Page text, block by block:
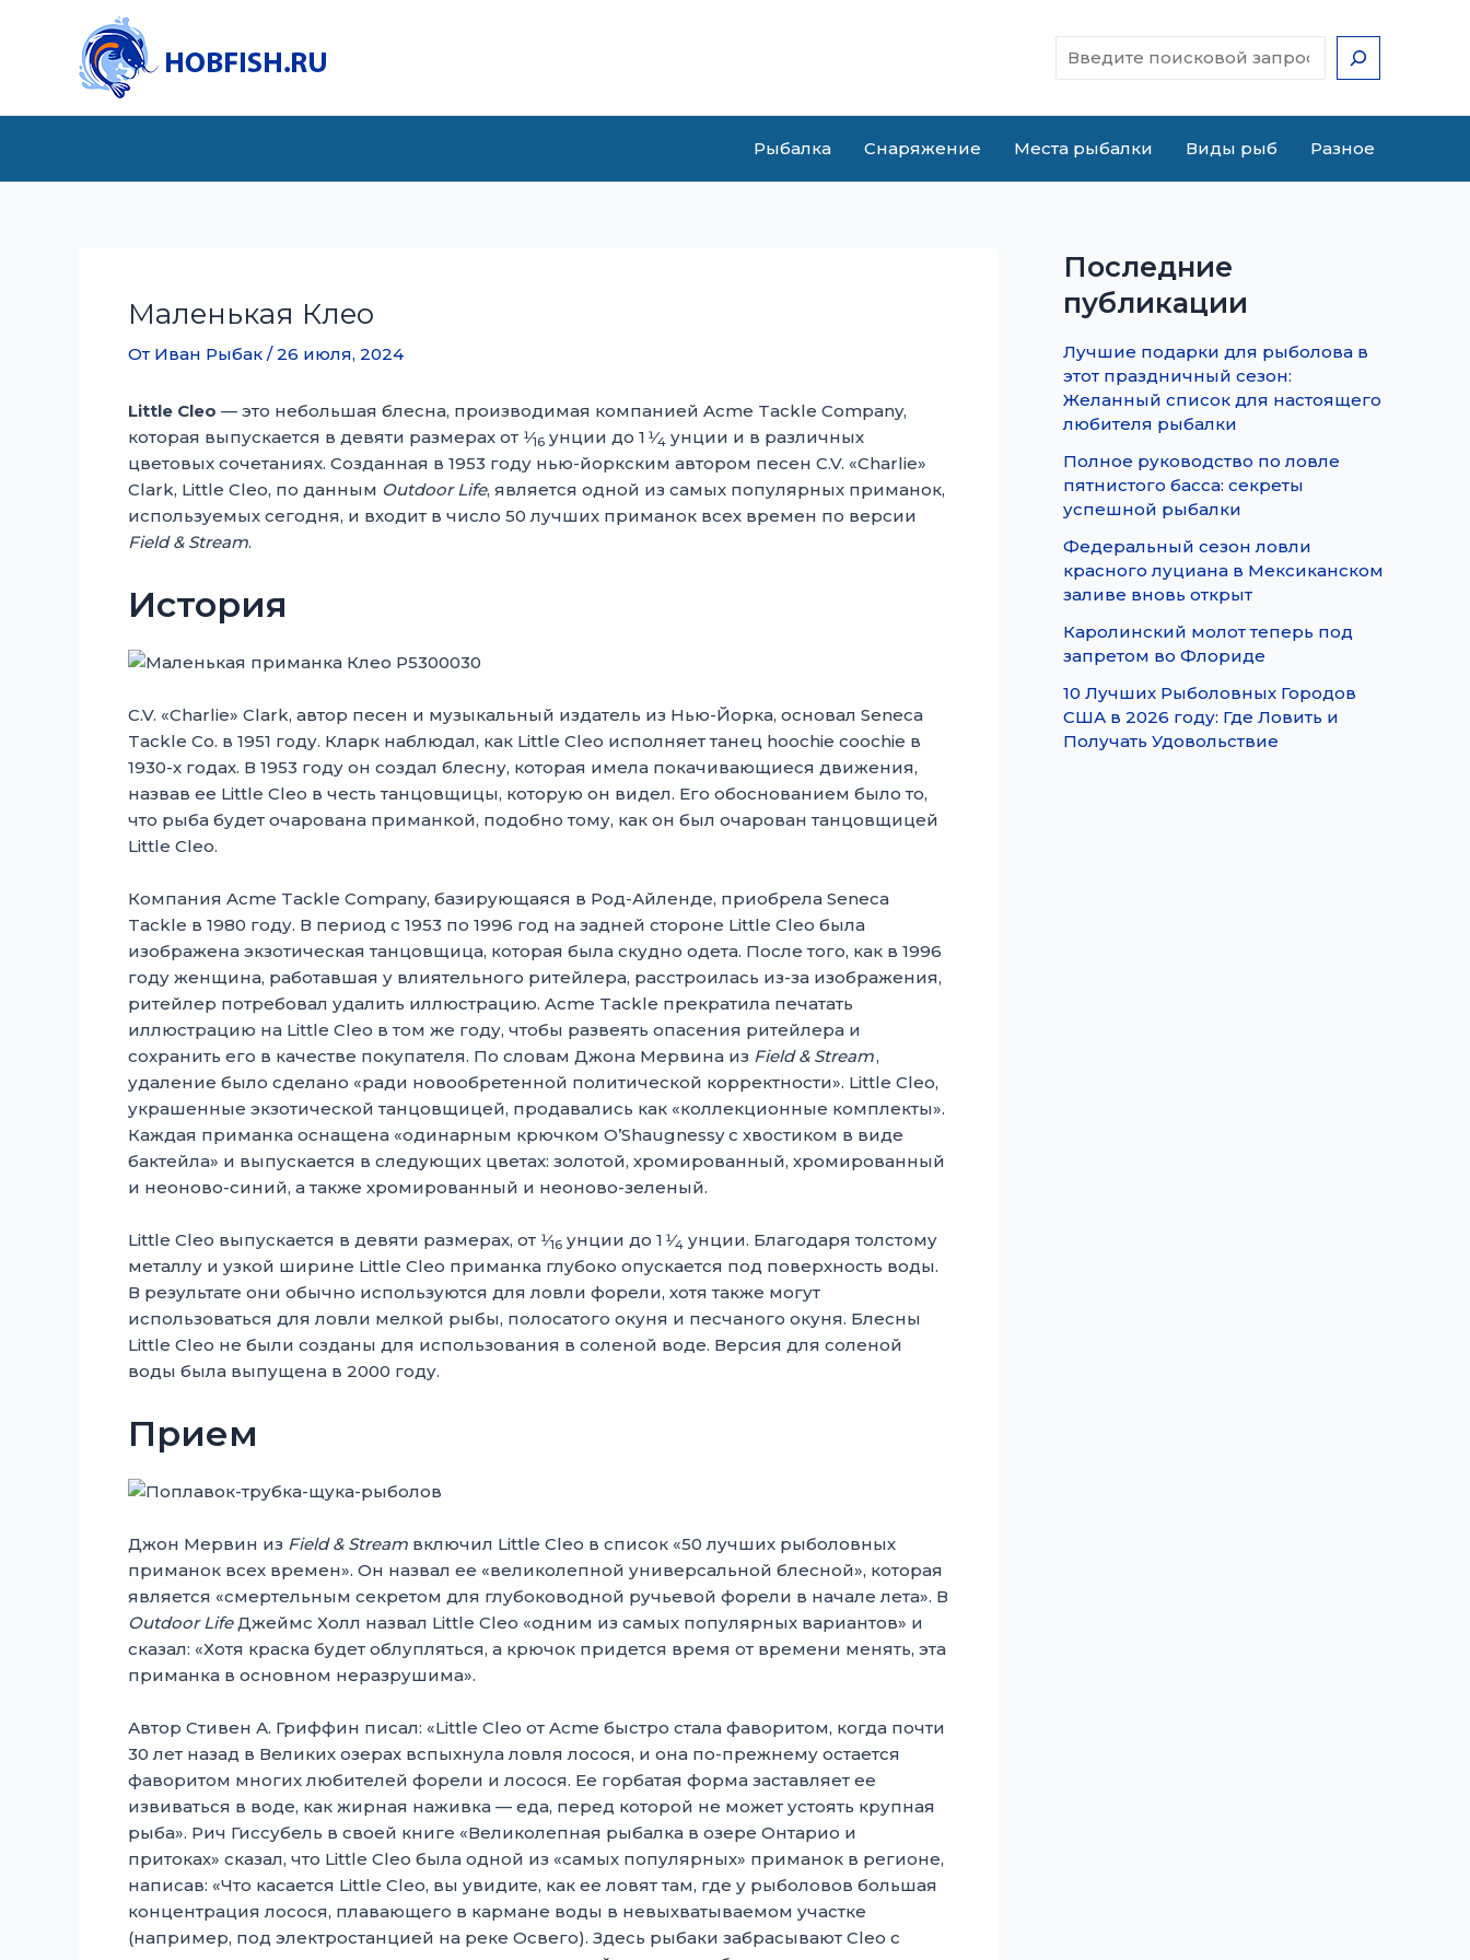
содержимому
Рыбалка Снаряжение Места рыбалки Виды рыб Разное
Маленькая Клео
От Иван Рыбак /26 июля, 2024
Little Cleo — это небольшая блесна, производимая компанией Acme Tackle Company,
которая выпускается в девяти размерах от 1⁄16 унции до 1 1⁄4 унции и в различных
цветовых сочетаниях. Созданная в 1953 году нью-йоркским автором песен C.V. «Charlie»
Clark, Little Cleo, по данным Outdoor Life, является одной из самых популярных приманок,
используемых сегодня, и входит в число 50 лучших приманок всех времен по версии
Field & Stream.
История
C.V. «Charlie» Clark, автор песен и музыкальный издатель из Нью-Йорка, основал Seneca
Tackle Co. в 1951 году. Кларк наблюдал, как Little Cleo исполняет танец hoochie coochie в
1930-х годах. В 1953 году он создал блесну, которая имела покачивающиеся движения,
назвав ее Little Cleo в честь танцовщицы, которую он видел. Его обоснованием было то,
что рыба будет очарована приманкой, подобно тому, как он был очарован танцовщицей
Little Cleo.
Компания Acme Tackle Company, базирующаяся в Род-Айленде, приобрела Seneca
Tackle в 1980 году. В период с 1953 по 1996 год на задней стороне Little Cleo была
изображена экзотическая танцовщица, которая была скудно одета. После того, как в 1996
году женщина, работавшая у влиятельного ритейлера, расстроилась из-за изображения,
ритейлер потребовал удалить иллюстрацию. Acme Tackle прекратила печатать
иллюстрацию на Little Cleo в том же году, чтобы развеять опасения ритейлера и
сохранить его в качестве покупателя. По словам Джона Мервина из Field & Stream,
удаление было сделано «ради новообретенной политической корректности». Little Cleo,
украшенные экзотической танцовщицей, продавались как «коллекционные комплекты».
Каждая приманка оснащена «одинарным крючком O’Shaugnessy с хвостиком в виде
бактейла» и выпускается в следующих цветах: золотой, хромированный, хромированный
и неоново-синий, а также хромированный и неоново-зеленый.
Little Cleo выпускается в девяти размерах, от 1⁄16 унции до 1 1⁄4 унции. Благодаря толстому
металлу и узкой ширине Little Cleo приманка глубоко опускается под поверхность воды.
В результате они обычно используются для ловли форели, хотя также могут
использоваться для ловли мелкой рыбы, полосатого окуня и песчаного окуня. Блесны
Little Cleo не были созданы для использования в соленой воде. Версия для соленой
воды была выпущена в 2000 году.
Прием
Джон Мервин из Field & Stream включил Little Cleo в список «50 лучших рыболовных
приманок всех времен». Он назвал ее «великолепной универсальной блесной», которая
является «смертельным секретом для глубоководной ручьевой форели в начале лета». В
Outdoor LifeДжеймс Холл назвал Little Cleo «одним из самых популярных вариантов» и
сказал: «Хотя краска будет облупляться, а крючок придется время от времени менять, эта
приманка в основном неразрушима».
Автор Стивен А. Гриффин писал: «Little Cleo от Acme быстро стала фаворитом, когда почти
30 лет назад в Великих озерах вспыхнула ловля лосося, и она по-прежнему остается
фаворитом многих любителей форели и лосося. Ее горбатая форма заставляет ее
извиваться в воде, как жирная наживка — еда, перед которой не может устоять крупная
рыба». Рич Гиссубель в своей книге «Великолепная рыбалка в озере Онтарио и
притоках» сказал, что Little Cleo была одной из «самых популярных» приманок в регионе,
написав: «Что касается Little Cleo, вы увидите, как ее ловят там, где у рыболовов большая
концентрация лосося, плавающего в кармане воды в невыхватываемом участке
(например, под электростанцией на реке Освего). Здесь рыбаки забрасывают Cleo с
Последние
публикации
Лучшие подарки для рыболова в
этот праздничный сезон:
Желанный список для настоящего
любителя рыбалки
Полное руководство по ловле
пятнистого басса: секреты
успешной рыбалки
Федеральный сезон ловли
красного луциана в Мексиканском
заливе вновь открыт
Каролинский молот теперь под
запретом во Флориде
10 Лучших Рыболовных Городов
США в 2026 году: Где Ловить и
Получать Удовольствие